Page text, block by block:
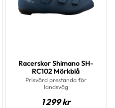
Racerskor Shimano SH-
RC102 Mörkblå
Prisvärd prestanda för
landsväg
1 299kr